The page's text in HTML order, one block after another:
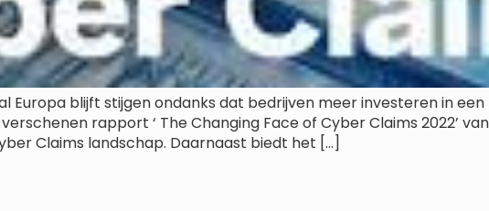
Europa blijft stijgen ondanks dat bedrijven meer investeren in
rapport ‘ The Changing Face of Cyber Claims 2022’
Claims landschap. Daarnaast biedt het […]